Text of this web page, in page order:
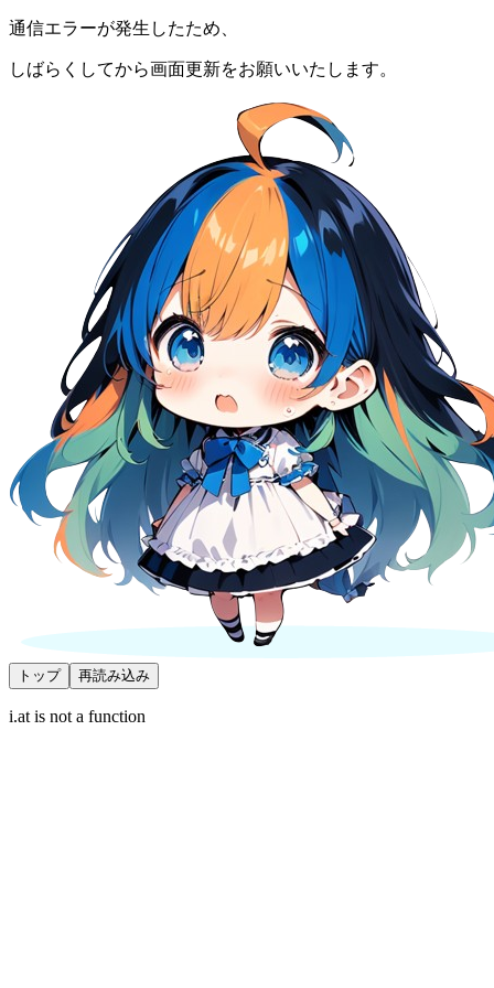
通信エラーが発生したため、
しばらくしてから画面更新をお願いいたします。
トップ 再読み込み
i.at is not a function